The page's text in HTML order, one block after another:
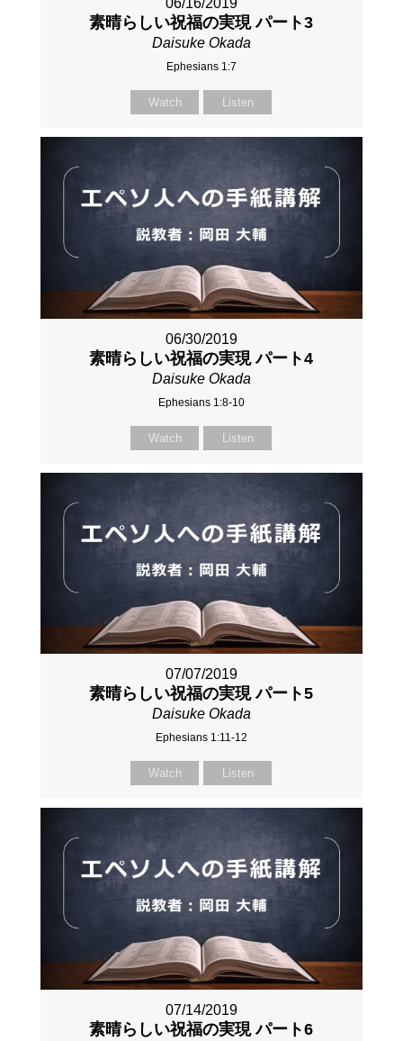
06/16/2019
素晴らしい祝福の実現 パート3
Daisuke Okada
Ephesians 1:7
Watch Listen
06/30/2019
素晴らしい祝福の実現 パート4
Daisuke Okada
Ephesians 1:8-10
Watch Listen
07/07/2019
素晴らしい祝福の実現 パート5
Daisuke Okada
Ephesians 1:11-12
Watch Listen
07/14/2019
素晴らしい祝福の実現 パート6